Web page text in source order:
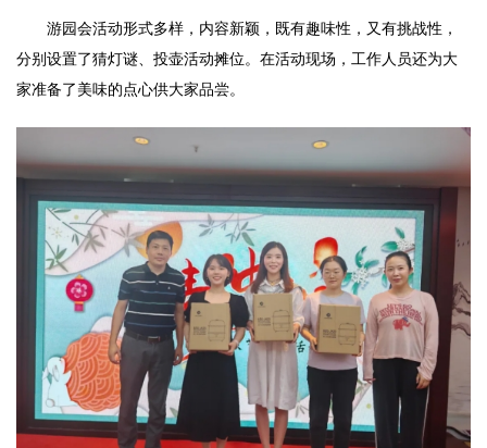
游园会活动形式多样，内容新颖，既有趣味性，又有挑战性，
分别设置了猜灯谜、投壶活动摊位。在活动现场，工作人员还为大
家准备了美味的点心供大家品尝。